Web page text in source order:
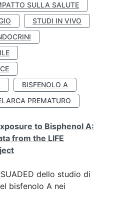
SULLA SALUTE
STUDI IN VIVO
BISFENOLO A
PREMATURO
to Bisphenol A:
from the LIFE
dello studio di
bisfenolo A nei